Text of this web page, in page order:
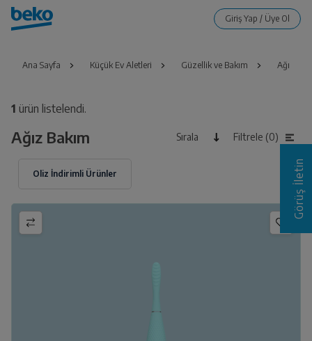
Ana Sayfa Küçük Ev Aletleri Güzellik ve Bakım Ağız
1 ürün listelendi.
Ağız Bakım Sırala Filtrele (0)
Görüş İletin